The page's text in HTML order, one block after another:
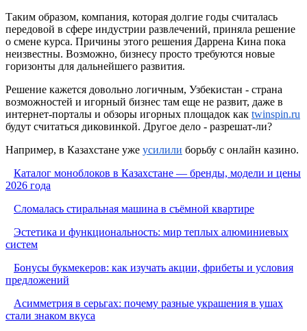
Таким образом, компания, которая долгие годы считалась
передовой в сфере индустрии развлечений, приняла решение
о смене курса. Причины этого решения Даррена Кина пока
неизвестны. Возможно, бизнесу просто требуются новые
горизонты для дальнейшего развития.
Решение кажется довольно логичным, Узбекистан - страна
возможностей и игорный бизнес там еще не развит, даже в
интернет-порталы и обзоры игорных площадок как twinspin.ru
будут считаться диковинкой. Другое дело - разрешат-ли?
Например, в Казахстане уже усилили борьбу с онлайн казино.
Каталог моноблоков в Казахстане — бренды, модели и цены
2026 года
Сломалась стиральная машина в съёмной квартире
Эстетика и функциональность: мир теплых алюминиевых
систем
Бонусы букмекеров: как изучать акции, фрибеты и условия
предложений
Асимметрия в серьгах: почему разные украшения в ушах
стали знаком вкуса